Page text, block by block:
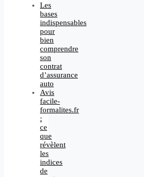
Les
bases
indispensables
pour
bien
comprendre
son
contrat
d’assurance
auto
Avis
facile-
formalites.fr
:
ce
que
révèlent
les
indices
de